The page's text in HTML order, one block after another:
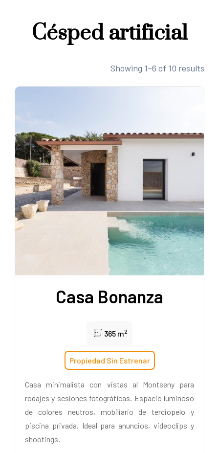
Césped artificial
Showing 1–6 of 10 results
Casa Bonanza
365 m2
Propiedad Sin Estrenar
Casa minimalista con vistas al Montseny para
rodajes y sesiones fotográficas. Espacio luminoso
de colores neutros, mobiliario de terciopelo y
piscina privada. Ideal para anuncios, videoclips y
shootings.